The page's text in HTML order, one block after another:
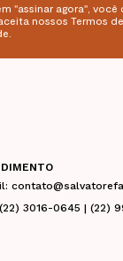
"assinar agora",
nossos Termos
(22) 3016-0645 | (22)